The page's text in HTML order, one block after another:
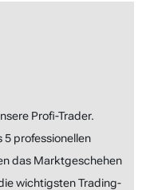
Profi-Trader.
5 professionellen
das Marktgeschehen
wichtigsten Trading-